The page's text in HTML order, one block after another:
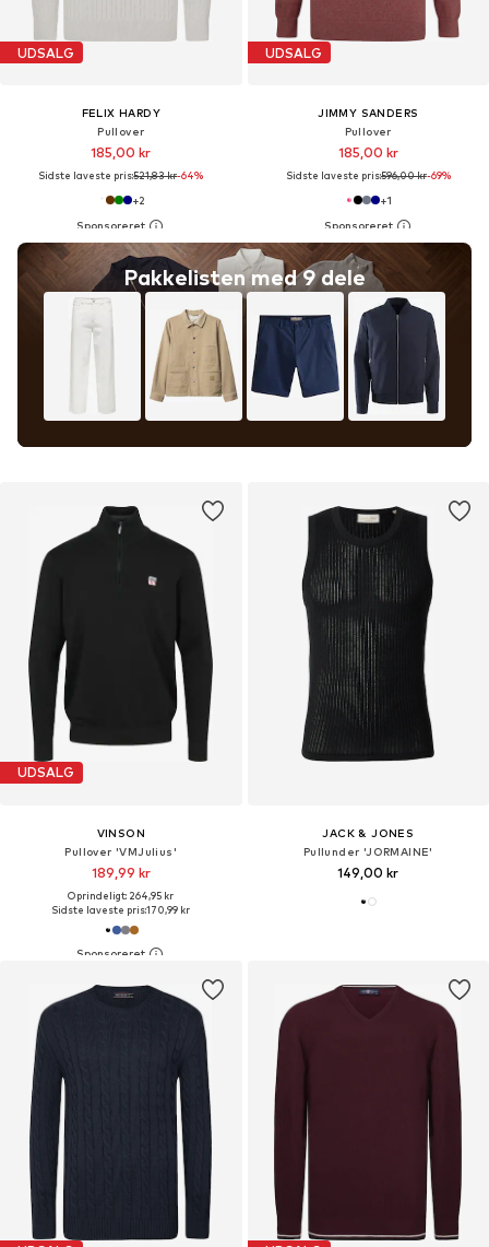
UDSALG
FELIX HARDY
Pullover
185,00 kr
Sidste laveste pris:521,83 kr-64%
+2
Pakkelisten med 9 dele
UDSALG
JIMMY SANDERS
Pullover
185,00 kr
Sidste laveste pris:596,00 kr-69%
+1
UDSALG
VINSON
Pullover 'VMJulius'
189,99 kr
Oprindeligt: 264,95 kr
Sidste laveste pris:170,99 kr
JACK & JONES
Pullunder 'JORMAINE'
149,00 kr